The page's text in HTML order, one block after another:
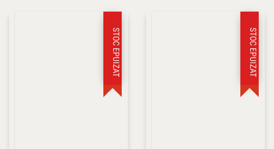
STOC EPUIZAT STOC EPUIZAT